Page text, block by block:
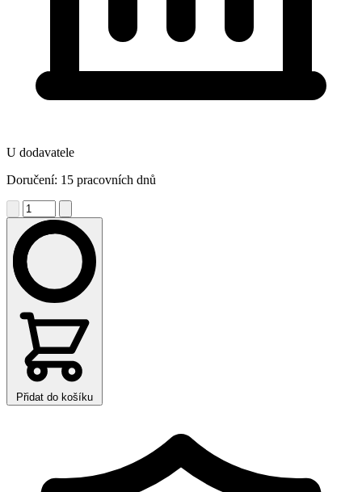
U dodavatele
Doručení: 15 pracovních dnů
Přidat do košíku